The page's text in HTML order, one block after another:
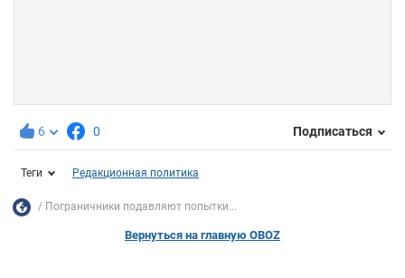
6 0 Подписаться
Теги Редакционная политика
Пограничники подавляют попытки...
Вернуться на главную OBOZ